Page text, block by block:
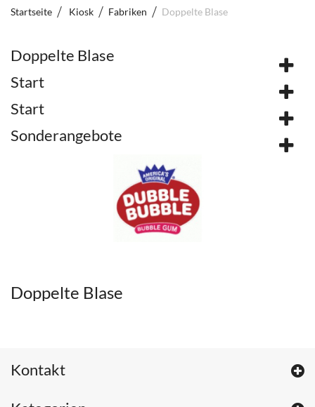
Startseite Kiosk Fabriken Doppelte Blase
Doppelte Blase
Start
Start
Sonderangebote
Doppelte Blase
Kontakt